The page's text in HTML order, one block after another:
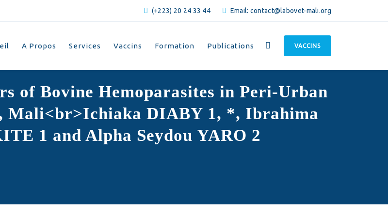
(+223) 20 24 33 44 Email: contact@labovet-mali.org
A Propos Services Vaccins Formation Publications VACCINS
of Bovine Hemoparasites in Peri-Urban
Mali<br>Ichiaka DIABY 1, *, Ibrahima
1 and Alpha Seydou YARO 2